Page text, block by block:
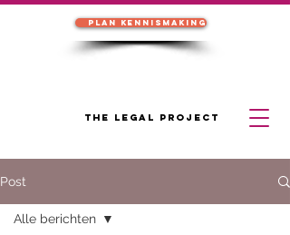
THE LEGAL PROJECT
Plan kennismaking
Post
Alle berichten